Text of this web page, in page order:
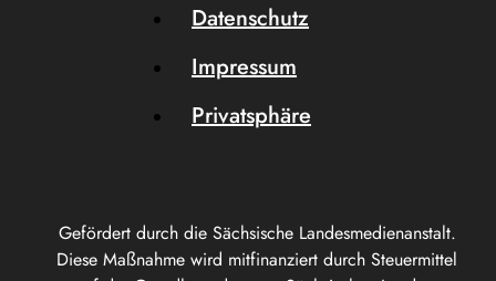
Gefördert durch die Sächsische Landesmedienanstalt.
Diese Maßnahme wird mitfinanziert durch Steuermittel
Datenschutz
Impressum
Privatsphäre